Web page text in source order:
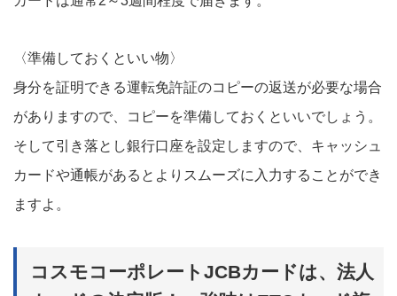
〈準備しておくといい物〉
身分を証明できる運転免許証のコピーの返送が必要な場合
がありますので、コピーを準備しておくといいでしょう。
そして引き落とし銀行口座を設定しますので、キャッシュ
カードや通帳があるとよりスムーズに入力することができ
ますよ。
コスモコーポレートJCBカードは、法人